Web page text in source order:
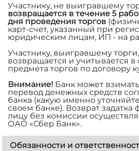
Участнику, не выигравшему
возвращается в течение 5
дня проведения торгов
карт-счет, указанный при
юридическим лицам, ИП - на
Участнику, выигравшему
возвращается и учитывается в
предмета торгов по договору
Внимание! Банк может
перевод денежных средств
банка (какую именно
своем банке). Возврат задатка
лицу без комиссии
ОАО «Сбер Банк».
Обязанности и